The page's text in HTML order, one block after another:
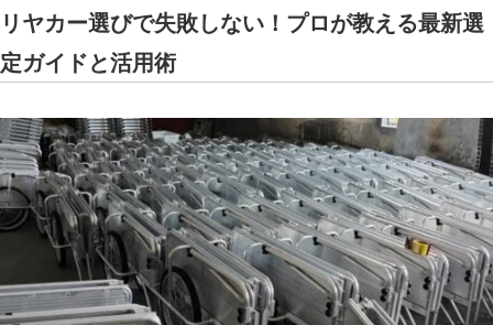
リヤカー選びで失敗しない！プロが教える最新選
定ガイドと活用術